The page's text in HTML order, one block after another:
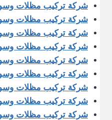
شركة تركيب مظلات
شركة تركيب مظلات
شركة تركيب مظلات
شركة تركيب مظلات
شركة تركيب مظلات
شركة تركيب مظلات
شركة تركيب مظلات
شركة تركيب مظلات
شركة تركيب مظلات